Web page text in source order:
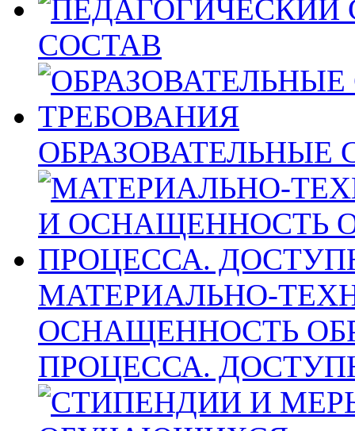
СОСТАВ
ОБРАЗОВАТЕЛЬНЫЕ
МАТЕРИАЛЬНО-
ОСНАЩЕННОСТЬ
ПРОЦЕССА.